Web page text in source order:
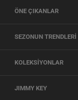
ÖNE ÇIKANLAR
SEZONUN TRENDLERİ
KOLEKSİYONLAR
JIMMY KEY